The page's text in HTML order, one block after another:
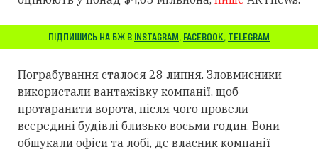
ПІДПИШИСЬ НА БЖ В INSTAGRAM, FACEBOOK, TELEGRAM
Пограбування сталося 28 липня. Зловмисники
використали вантажівку компанії, щоб
протаранити ворота, після чого провели
всередині будівлі близько восьми годин. Вони
обшукали офіси та лобі, де власник компанії